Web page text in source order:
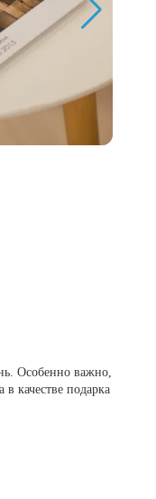
Особенно важно,
в качестве подарка